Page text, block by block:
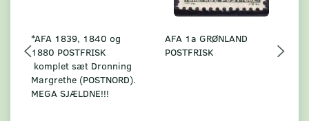
*AFA 1839, 1840 og
1880 POSTFRISK
komplet sæt Dronning
Margrethe (POSTNORD).
MEGA SJÆLDNE!!!
AFA 1a GRØNLAND
POSTFRISK